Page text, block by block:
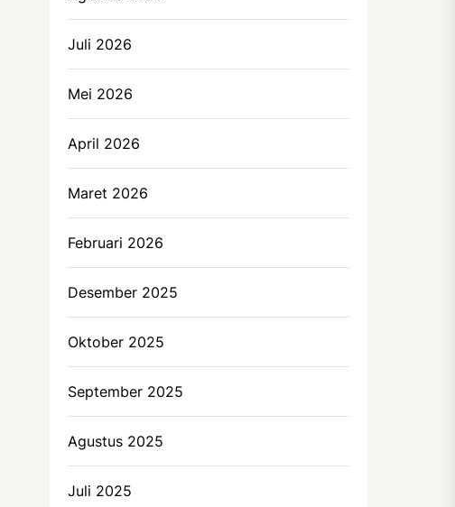
Juli 2026
Mei 2026
April 2026
Maret 2026
Februari 2026
Desember 2025
Oktober 2025
September 2025
Agustus 2025
Juli 2025